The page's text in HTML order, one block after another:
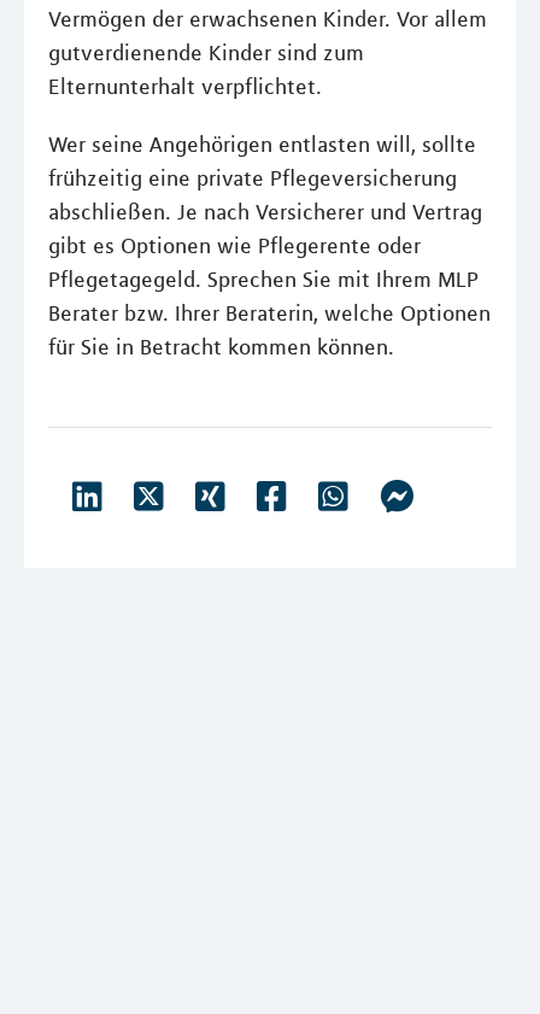
Vermögen der erwachsenen Kinder. Vor allem
gutverdienende Kinder sind zum
Elternunterhalt verpflichtet.
Wer seine Angehörigen entlasten will, sollte
frühzeitig eine private Pflegeversicherung
abschließen. Je nach Versicherer und Vertrag
gibt es Optionen wie Pflegerente oder
Pflegetagegeld. Sprechen Sie mit Ihrem MLP
Berater bzw. Ihrer Beraterin, welche Optionen
für Sie in Betracht kommen können.